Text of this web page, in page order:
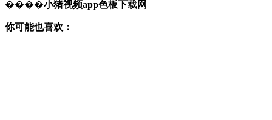
����小猪视频app色板下载网
你可能也喜欢：